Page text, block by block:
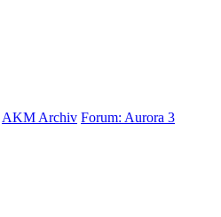
AKM Archiv Forum: Aurora 3